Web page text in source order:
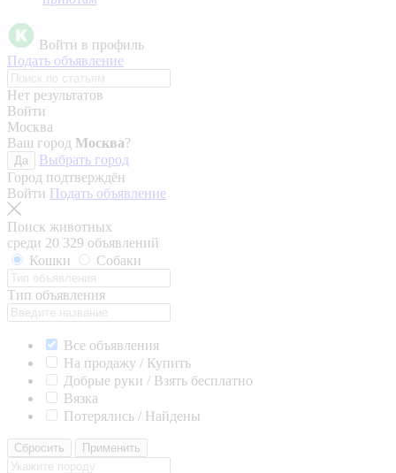
Войти в профиль
Подать объявление
Нет результатов
Войти
Москва
Ваш город Москва?
Да
Выбрать город
Город подтверждён
Войти Подать объявление
Поиск животных
среди 20 329 объявлений
Кошки
Собаки
Тип объявления
Все объявления
На продажу / Купить
Добрые руки / Взять бесплатно
Вязка
Потерялись / Найдены
Сбросить Применить